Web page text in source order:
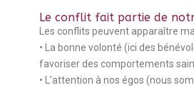
Le conflit fait partie de
Les conflits peuvent apparaître
• La bonne volonté (ici des
favoriser des comportements
• L’attention à nos égos (nous